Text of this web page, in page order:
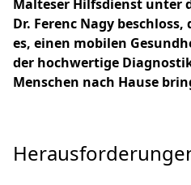
Malteser Hilfsdienst unter
Dr. Ferenc Nagy
es, einen mobilen
der hochwertige
Menschen nach Hause